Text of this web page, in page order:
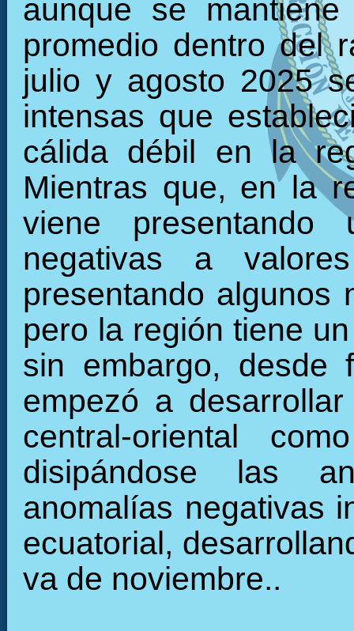
aunque se
promedio dentro del
julio y agosto 2025
intensas que
cálida débil en la
Mientras que, en la
viene
negativas a
presentando algunos
pero la región tiene
sin embargo,
empezó a
central-oriental
disipándose las
anomalías negativas
ecuatorial,
va de noviembre..